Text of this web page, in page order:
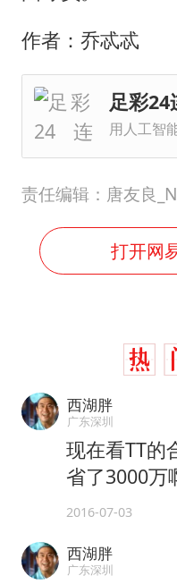
作者：乔忒忒
足彩24
用人工智
责任编辑：唐友良
打开网
西湖胖
广东深圳
现在看TT的
省了3000万
2016-07-03
西湖胖
广东深圳